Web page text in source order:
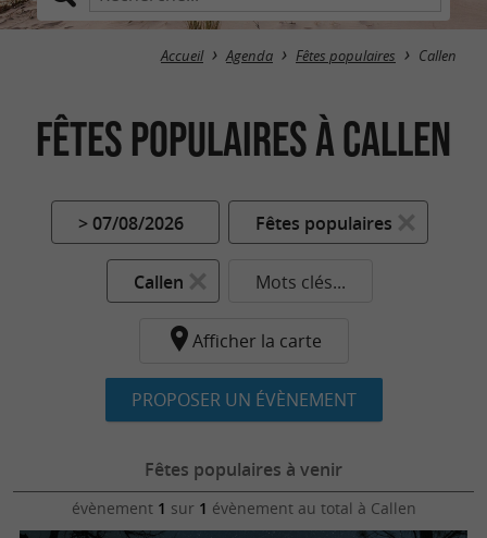
Accueil Agenda Fêtes populaires Callen
Fêtes populaires à Callen
> 07/08/2026 Fêtes populaires
Callen Mots clés...
Afficher la carte
PROPOSER UN ÉVÈNEMENT
Fêtes populaires à venir
évènement 1 sur 1 évènement au total à Callen